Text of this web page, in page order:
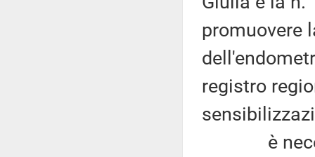
promuovere
registro
è